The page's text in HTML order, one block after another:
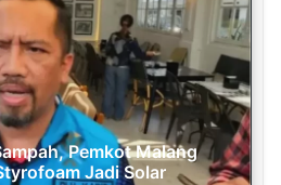
Pemkot Malang
Jadi Solar